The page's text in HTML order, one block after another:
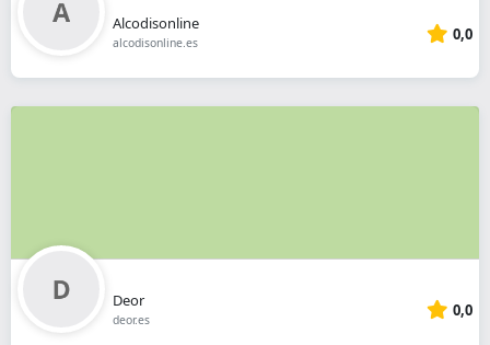
Alcodisonline
alcodisonline.es 0,0
Deor
deor.es 0,0